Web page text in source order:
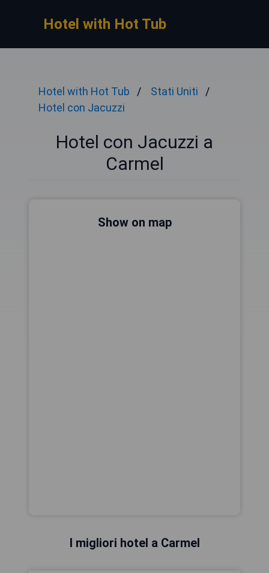
Hotel with Hot Tub
Hotel with Hot Tub
Stati Uniti
Hotel con Jacuzzi
Hotel con Jacuzzi a
Carmel
Show on map
I migliori hotel a Carmel